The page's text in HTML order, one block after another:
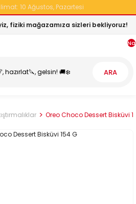
10 Ağustos, Pazartesi
fiziki mağazamıza sizleri bekliyoruz!
ARA
Oreo Choco Dessert Bisküvi